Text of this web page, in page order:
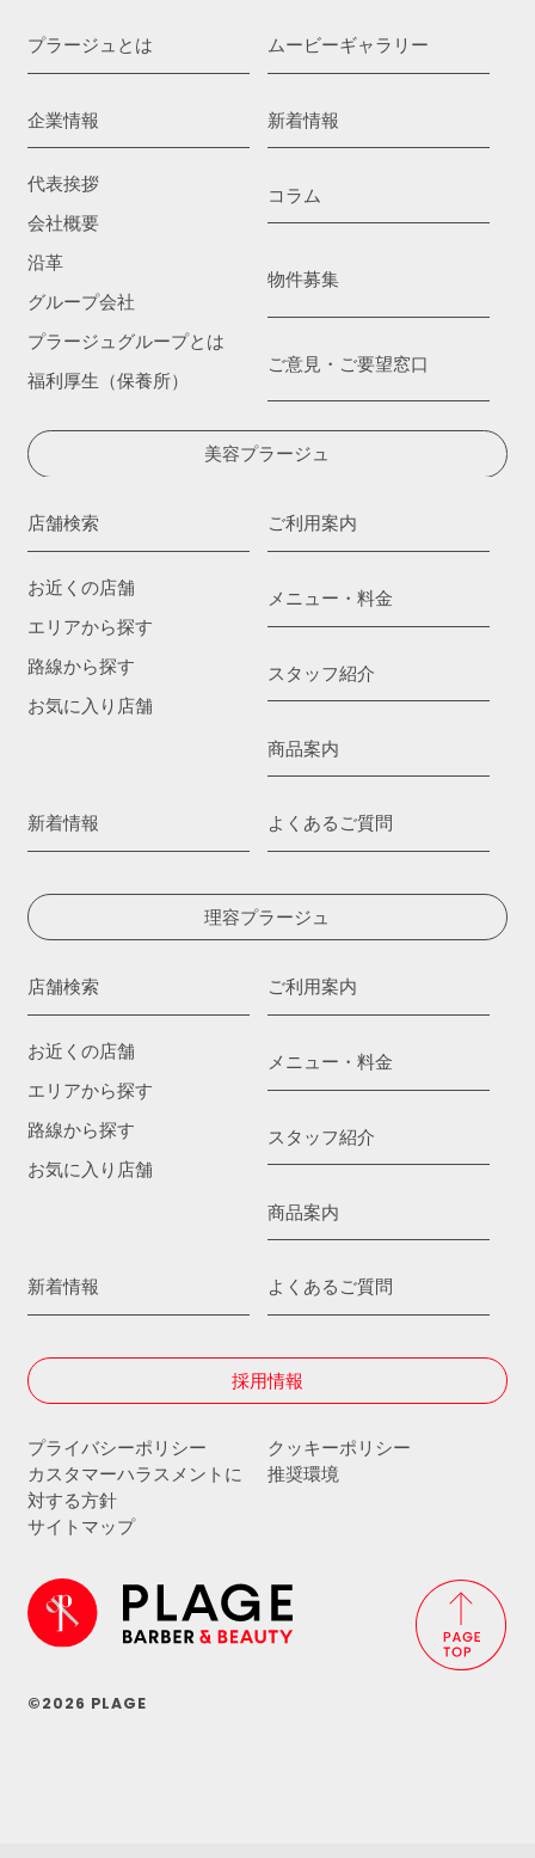
プラージュとは
企業情報
代表挨拶
会社概要
沿革
グループ会社
プラージュグループとは
福利厚生（保養所）
ムービーギャラリー
新着情報
コラム
物件募集
ご意見・ご要望窓口
美容プラージュ
店舗検索
お近くの店舗
エリアから探す
路線から探す
お気に入り店舗
ご利用案内
メニュー・料金
スタッフ紹介
商品案内
新着情報 よくあるご質問
理容プラージュ
店舗検索
お近くの店舗
エリアから探す
路線から探す
お気に入り店舗
ご利用案内
メニュー・料金
スタッフ紹介
商品案内
新着情報 よくあるご質問
採用情報
プライバシーポリシー
クッキーポリシー
カスタマーハラスメントに
対する方針
推奨環境
サイトマップ
©2026 PLAGE